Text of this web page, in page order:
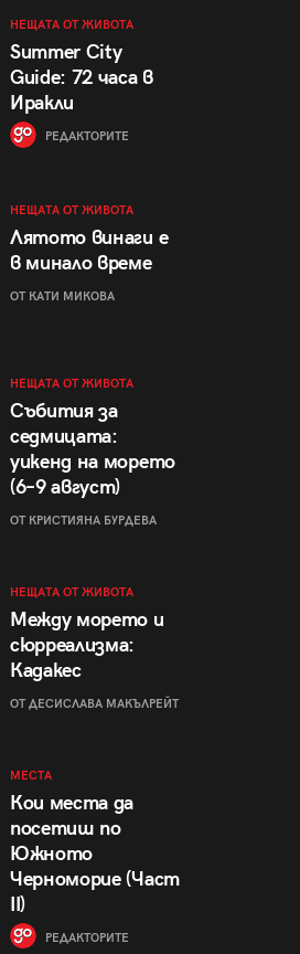
НЕЩАТА ОТ ЖИВОТА
Summer City
Guide: 72 часа в
Иракли
РЕДАКТОРИТЕ
НЕЩАТА ОТ ЖИВОТА
Лятото винаги е
в минало време
ОТ КАТИ МИКОВА
НЕЩАТА ОТ ЖИВОТА
Събития за
седмицата:
уикенд на морето
(6–9 август)
ОТ КРИСТИЯНА БУРДЕВА
НЕЩАТА ОТ ЖИВОТА
Между морето и
сюрреализма:
Кадакес
ОТ ДЕСИСЛАВА МАКЪЛРЕЙТ
МЕСТА
Кои места да
посетиш по
Южното
Черноморие (Част
II)
РЕДАКТОРИТЕ